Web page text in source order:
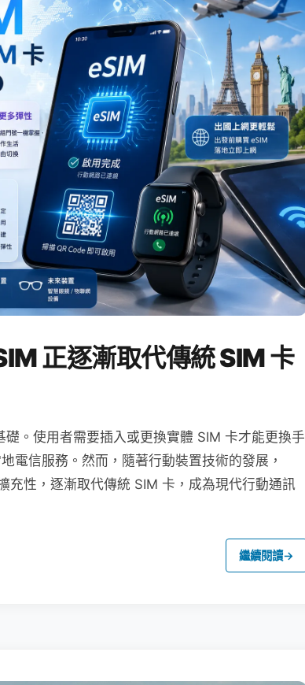
正逐漸取代傳統 SIM 卡
。使用者需要插入或更換實體 SIM 卡才能更換手
電信服務。然而，隨著行動裝置技術的發展，
充性，逐漸取代傳統 SIM 卡，成為現代行動通訊
繼續閱讀→